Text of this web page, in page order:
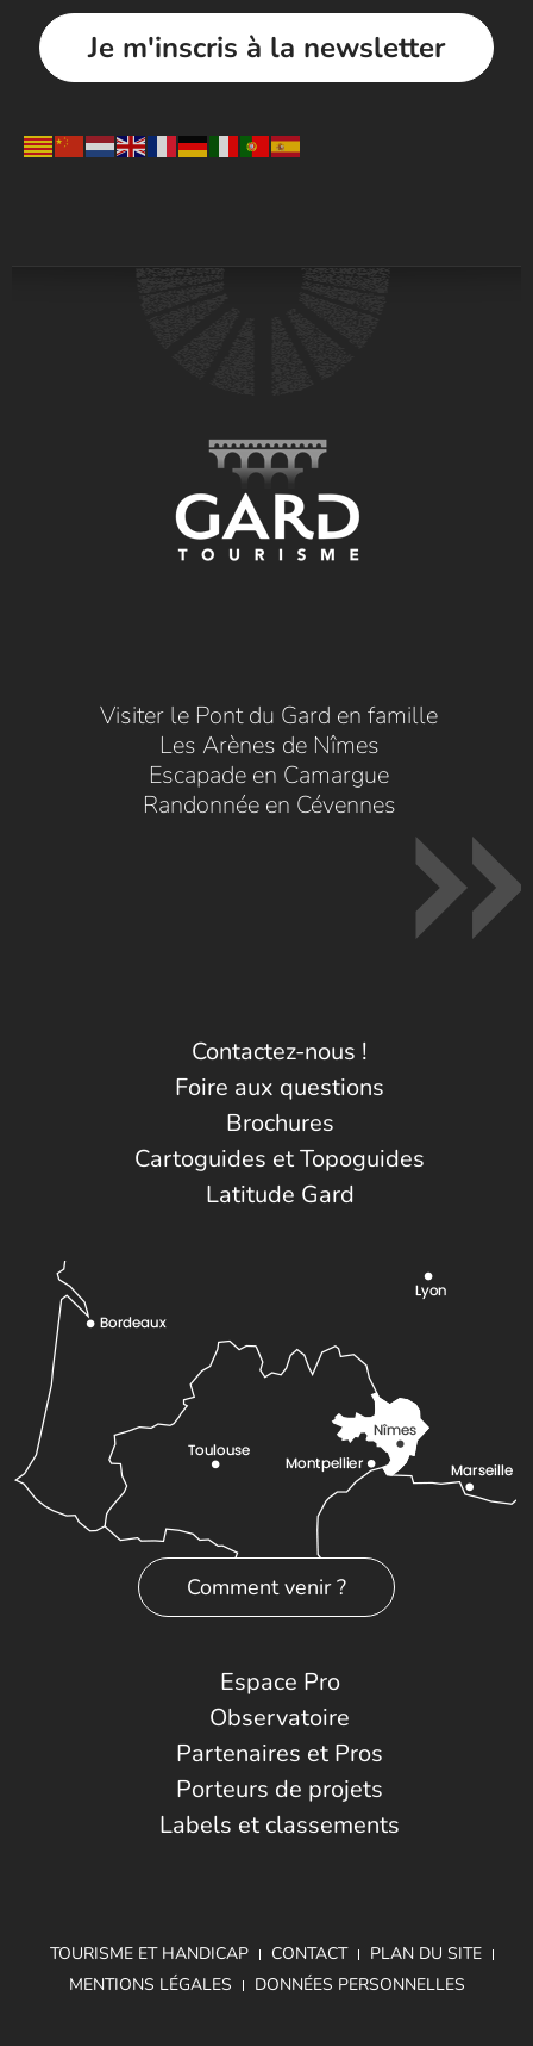
Je m'inscris à la newsletter
Visiter le Pont du Gard en famille
Les Arènes de Nîmes
Escapade en Camargue
Randonnée en Cévennes
Contactez-nous !
Foire aux questions
Brochures
Cartoguides et Topoguides
Latitude Gard
Comment venir ?
Espace Pro
Observatoire
Partenaires et Pros
Porteurs de projets
Labels et classements
TOURISME ET HANDICAP CONTACT
PLAN DU SITE
MENTIONS LÉGALES
DONNÉES PERSONNELLES